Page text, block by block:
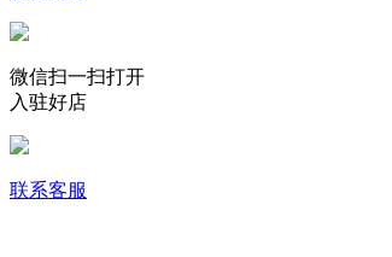
微信扫一扫打开
入驻好店
联系客服